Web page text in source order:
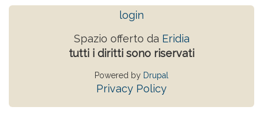
login
Spazio offerto da Eridia
tutti i diritti sono riservati
Powered by Drupal
Privacy Policy